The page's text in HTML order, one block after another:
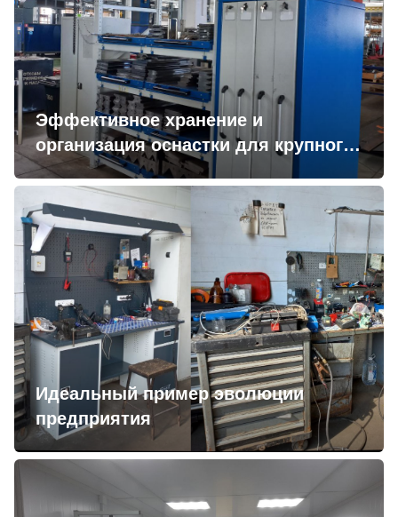
Эффективное хранение и
организация оснастки для крупного
производственного предприятия
Идеальный пример эволюции
предприятия